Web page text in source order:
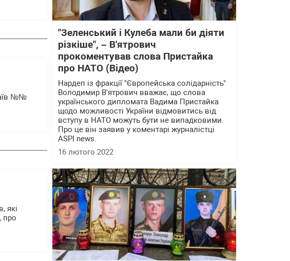
№№
які
про
"Зеленський і Кулеба мали би діяти
різкіше", – В'ятрович
прокоментував слова Пристайка
про НАТО (Відео)
Нардеп із фракції "Європейська солідарність"
Володимир В'ятрович вважає, що слова
українського дипломата Вадима Пристайка
щодо можливості України відмовитись від
вступу в НАТО можуть бути не випадковими.
Про це він заявив у коментарі журналістці
ASPI news.
16 лютого 2022